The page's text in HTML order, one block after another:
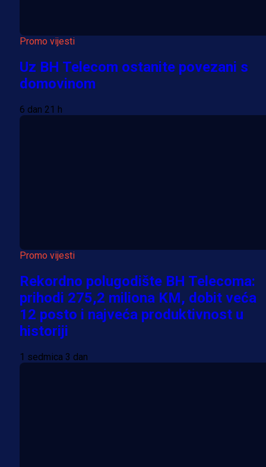
Promo vijesti
Uz BH Telecom ostanite povezani s
domovinom
6 dan 21 h
Promo vijesti
Rekordno polugodište BH Telecoma:
prihodi 275,2 miliona KM, dobit veća
12 posto i najveća produktivnost u
historiji
1 sedmica 3 dan